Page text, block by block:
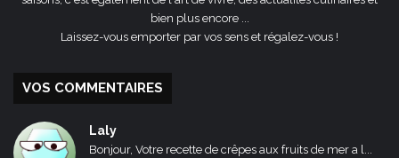
bien plus encore ...
Laissez-vous emporter par vos sens et régalez-vous !
VOS COMMENTAIRES
Laly
Bonjour, Votre recette de crêpes aux fruits de mer a l...